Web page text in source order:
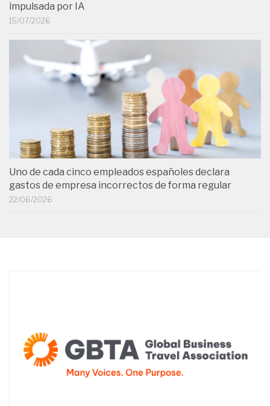
impulsada por IA
15/07/2026
Uno de cada cinco empleados españoles declara
gastos de empresa incorrectos de forma regular
22/06/2026